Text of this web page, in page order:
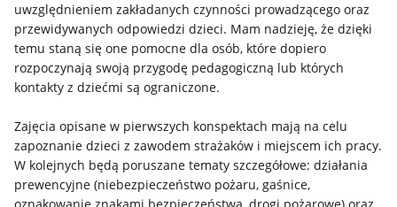
uwzględnieniem zakładanych czynności prowadzącego oraz
przewidywanych odpowiedzi dzieci. Mam nadzieję, że dzięki
temu staną się one pomocne dla osób, które dopiero
rozpoczynają swoją przygodę pedagogiczną lub których
kontakty z dziećmi są ograniczone.
Zajęcia opisane w pierwszych konspektach mają na celu
zapoznanie dzieci z zawodem strażaków i miejscem ich pracy.
W kolejnych będą poruszane tematy szczegółowe: działania
prewencyjne (niebezpieczeństwo pożaru, gaśnice,